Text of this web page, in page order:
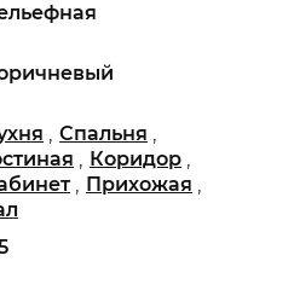
, Спальня ,
, Коридор ,
, Прихожая ,